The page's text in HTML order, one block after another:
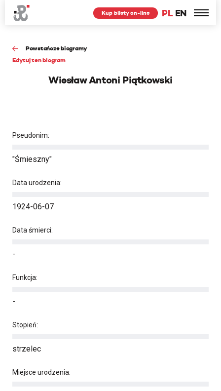
PL EN
Kup bilety on-line
Powstańcze biogramy
Edytuj ten biogram
Wiesław Antoni Piątkowski
Pseudonim:
"Śmieszny"
Data urodzenia:
1924-06-07
Data śmierci:
-
Funkcja:
-
Stopień:
strzelec
Miejsce urodzenia: